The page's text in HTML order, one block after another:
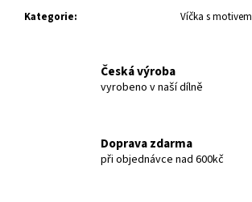
Kategorie: Víčka s motivem
Česká výroba
vyrobeno v naší dílně
Doprava zdarma
při objednávce nad 600kč
BARVY